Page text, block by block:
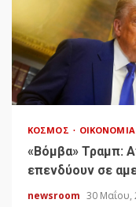
ΚΌΣΜΟΣ ΟΙΚΟΝΟΜΊΑ
«Bόμβα» Τραμπ:
επενδύουν σε
newsroom 30 Μαΐου,